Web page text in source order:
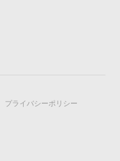
プライバシーポリシー